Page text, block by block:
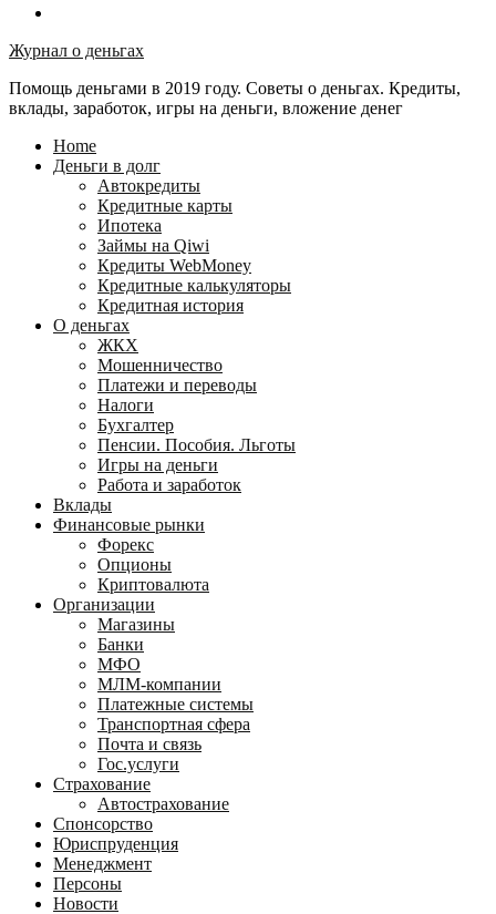
банка
24
для
лиц
взять
WebMoney?
Журнал о деньгах
Помощь деньгами в 2019 году. Советы о деньгах. Кредиты,
вклады, заработок, игры на деньги, вложение денег
Home
Деньги в долг
Автокредиты
Кредитные карты
Ипотека
Займы на Qiwi
Кредиты WebMoney
Кредитные калькуляторы
Кредитная история
О деньгах
ЖКХ
Мошенничество
Платежи и переводы
Налоги
Бухгалтер
Пенсии. Пособия. Льготы
Игры на деньги
Работа и заработок
Вклады
Финансовые рынки
Форекс
Опционы
Криптовалюта
Организации
Магазины
Банки
МФО
МЛМ-компании
Платежные системы
Транспортная сфера
Почта и связь
Гос.услуги
Страхование
Автострахование
Спонсорство
Юриспруденция
Менеджмент
Персоны
Новости